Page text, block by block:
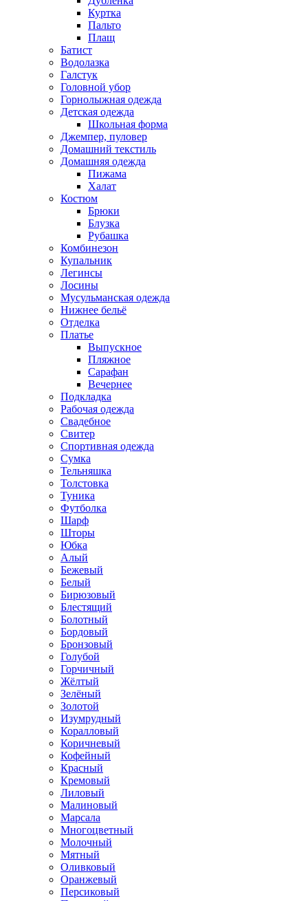
Куртка
Пальто
Плащ
Батист
Водолазка
Галстук
Головной убор
Горнолыжная одежда
Детская одежда
Школьная форма
Джемпер, пуловер
Домашний текстиль
Домашняя одежда
Пижама
Халат
Костюм
Брюки
Блузка
Рубашка
Комбинезон
Купальник
Легинсы
Лосины
Мусульманская одежда
Нижнее бельё
Отделка
Платье
Выпускное
Пляжное
Сарафан
Вечернее
Подкладка
Рабочая одежда
Свадебное
Свитер
Спортивная одежда
Сумка
Тельняшка
Толстовка
Туника
Футболка
Шарф
Шторы
Юбка
Алый
Бежевый
Белый
Бирюзовый
Блестящий
Болотный
Бордовый
Бронзовый
Голубой
Горчичный
Жёлтый
Зелёный
Золотой
Изумрудный
Коралловый
Коричневый
Кофейный
Красный
Кремовый
Лиловый
Малиновый
Марсала
Многоцветный
Молочный
Мятный
Оливковый
Оранжевый
Персиковый